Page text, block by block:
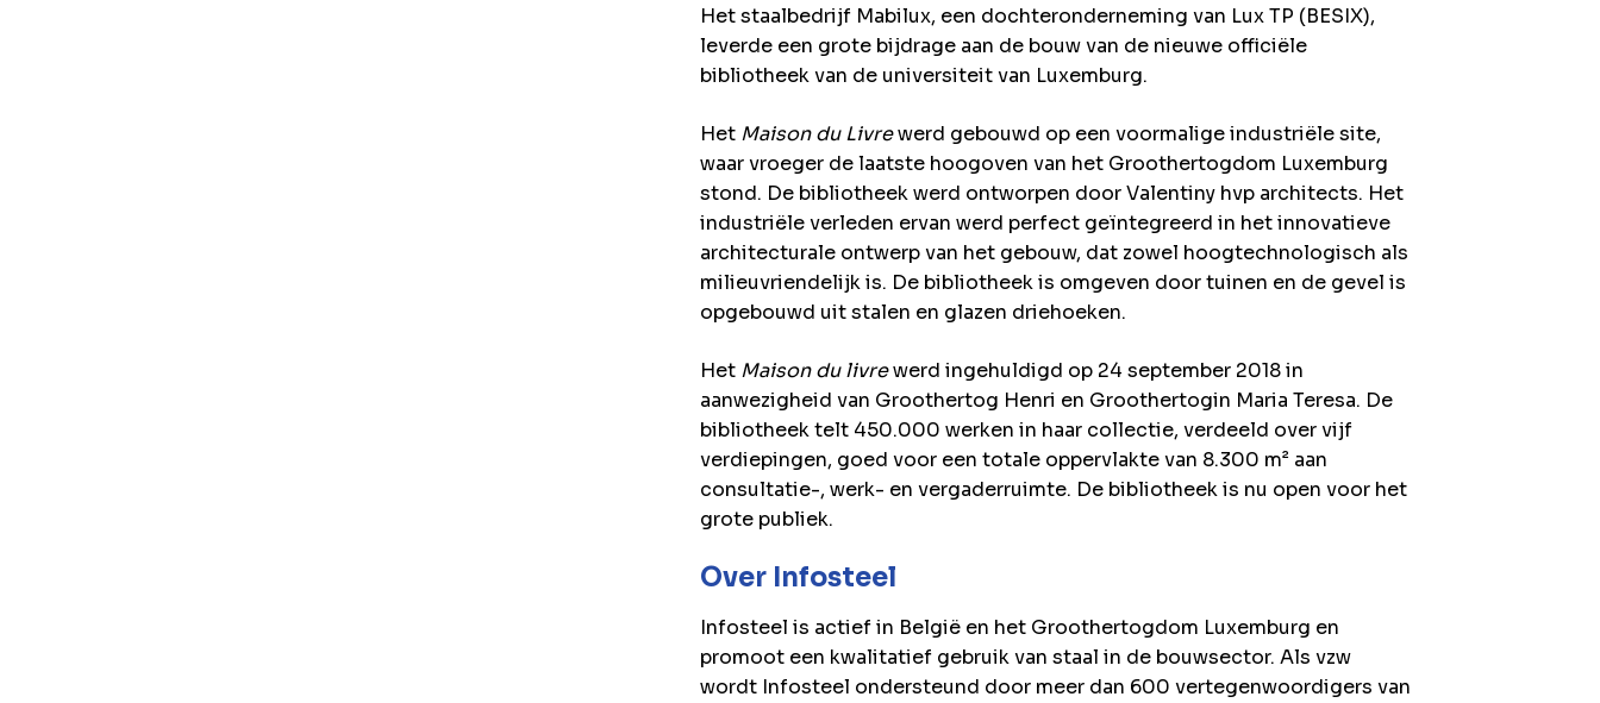
Het staalbedrijf Mabilux, een dochteronderneming van Lux TP (BESIX),
leverde een grote bijdrage aan de bouw van de nieuwe officiële
bibliotheek van de universiteit van Luxemburg.
Het Maison du Livrewerd gebouwd op een voormalige industriële site,
waar vroeger de laatste hoogoven van het Groothertogdom Luxemburg
stond. De bibliotheek werd ontworpen door Valentiny hvp architects. Het
industriële verleden ervan werd perfect geïntegreerd in het innovatieve
architecturale ontwerp van het gebouw, dat zowel hoogtechnologisch als
milieuvriendelijk is. De bibliotheek is omgeven door tuinen en de gevel is
opgebouwd uit stalen en glazen driehoeken.
Het Maison du livrewerd ingehuldigd op 24 september 2018 in
aanwezigheid van Groothertog Henri en Groothertogin Maria Teresa. De
bibliotheek telt 450.000 werken in haar collectie, verdeeld over vijf
verdiepingen, goed voor een totale oppervlakte van 8.300 m² aan
consultatie-, werk- en vergaderruimte. De bibliotheek is nu open voor het
grote publiek.
Over Infosteel
Infosteel is actief in België en het Groothertogdom Luxemburg en
promoot een kwalitatief gebruik van staal in de bouwsector. Als vzw
wordt Infosteel ondersteund door meer dan 600 vertegenwoordigers van